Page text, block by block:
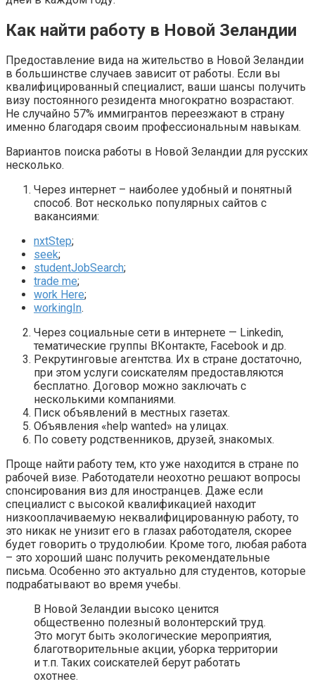
Как найти работу в Новой Зеландии
Предоставление вида на жительство в Новой Зеландии
в большинстве случаев зависит от работы. Если вы
квалифицированный специалист, ваши шансы получить
визу постоянного резидента многократно возрастают.
Не случайно 57% иммигрантов переезжают в страну
именно благодаря своим профессиональным навыкам.
Вариантов поиска работы в Новой Зеландии для русских
несколько.
Через интернет – наиболее удобный и понятный
способ. Вот несколько популярных сайтов с
вакансиями:
nxtStep;
seek;
studentJobSearch;
trade me;
work Here;
workingIn.
Через социальные сети в интернете — Linkedin,
тематические группы ВКонтакте, Facebook и др.
Рекрутинговые агентства. Их в стране достаточно,
при этом услуги соискателям предоставляются
бесплатно. Договор можно заключать с
несколькими компаниями.
Писк объявлений в местных газетах.
Объявления «help wanted» на улицах.
По совету родственников, друзей, знакомых.
Проще найти работу тем, кто уже находится в стране по
рабочей визе. Работодатели неохотно решают вопросы
спонсирования виз для иностранцев. Даже если
специалист с высокой квалификацией находит
низкооплачиваемую неквалифицированную работу, то
это никак не унизит его в глазах работодателя, скорее
будет говорить о трудолюбии. Кроме того, любая работа
– это хороший шанс получить рекомендательные
письма. Особенно это актуально для студентов, которые
подрабатывают во время учебы.
В Новой Зеландии высоко ценится
общественно полезный волонтерский труд.
Это могут быть экологические мероприятия,
благотворительные акции, уборка территории
и т.п. Таких соискателей берут работать
охотнее.